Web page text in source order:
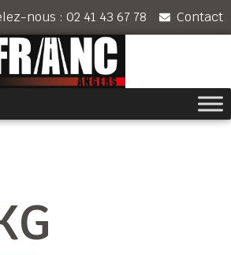
nous : 02 41 43 67 78 Contact